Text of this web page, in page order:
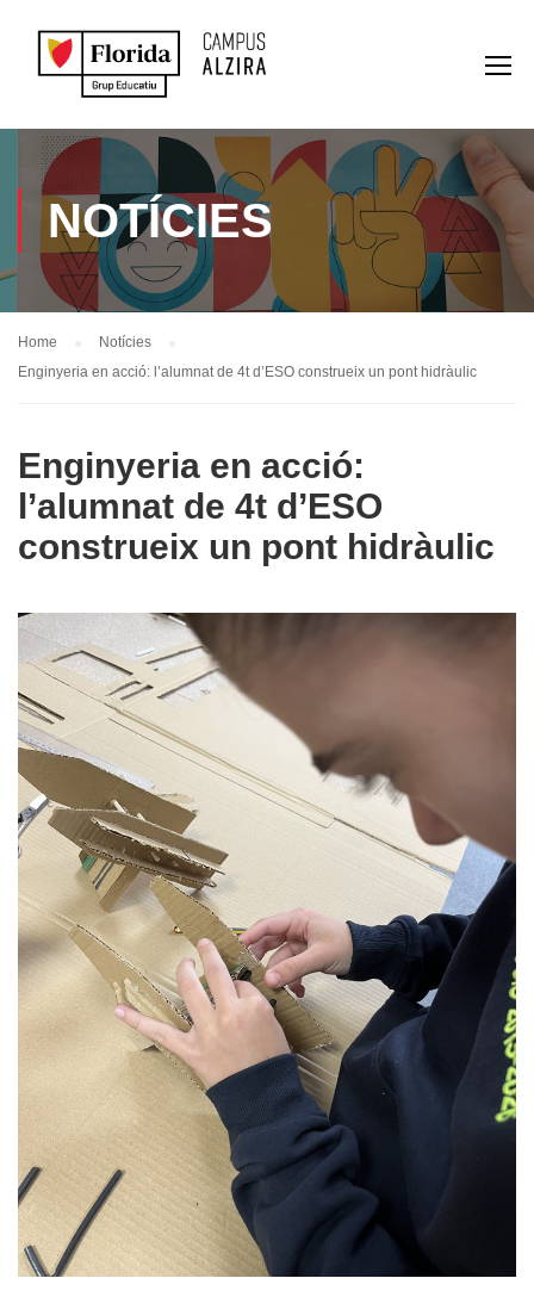
NOTÍCIES
Home
Notícies
Enginyeria en acció: l’alumnat de 4t d’ESO construeix un pont hidràulic
Enginyeria en acció:
l’alumnat de 4t d’ESO
construeix un pont hidràulic